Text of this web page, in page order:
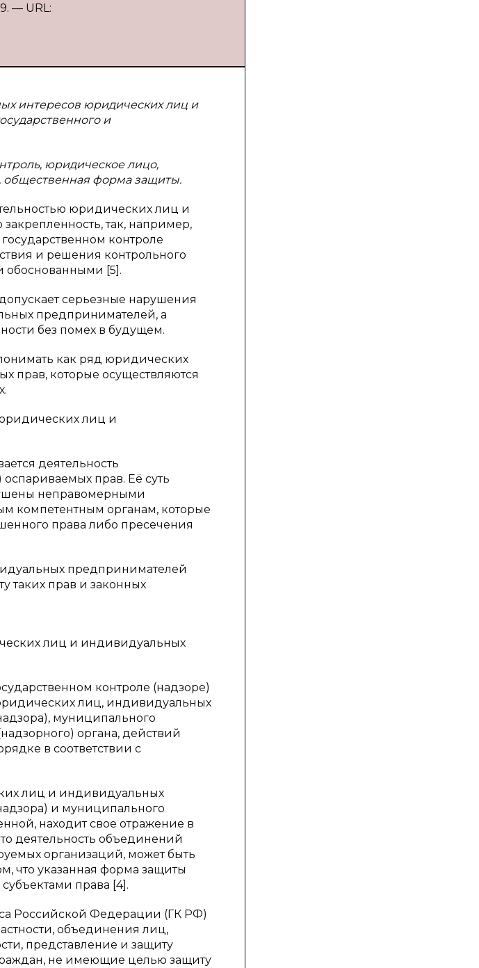
— URL:
интересов юридических лиц и
и
юридическое лицо,
форма защиты.
юридических лиц и
так, например,
контроле
и решения контрольного
обоснованными [5].
серьезные нарушения
предпринимателей, а
без помех в будущем.
как ряд юридических
прав, которые осуществляются
лиц и
деятельность
прав. Её суть
неправомерными
компетентным органам, которые
права либо пресечения
предпринимателей
таких прав и законных
лиц и индивидуальных
контроле (надзоре)
лиц, индивидуальных
муниципального
органа, действий
в соответствии с
лиц и индивидуальных
и муниципального
находит свое отражение в
деятельность объединений
организаций, может быть
что указанная форма защиты
права [4].
Российской Федерации (ГК РФ)
объединения лиц,
представление и защиту
не имеющие целью защиту